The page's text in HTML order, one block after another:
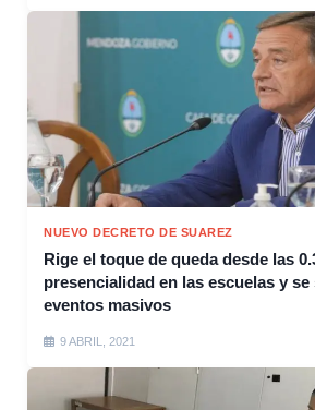
NUEVO DECRETO DE SUAREZ
Rige el toque de queda desde las
presencialidad en las escuelas y
eventos masivos
9 ABRIL, 2021